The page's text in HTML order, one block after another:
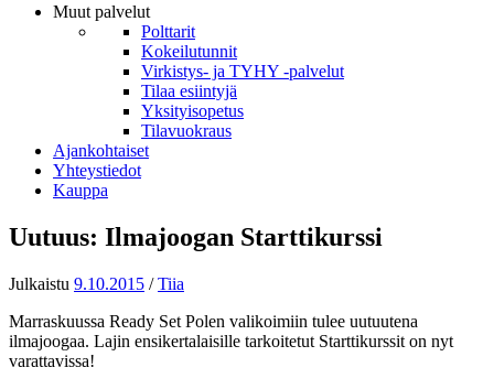
Muut palvelut
Polttarit
Kokeilutunnit
Virkistys- ja TYHY -palvelut
Tilaa esiintyjä
Yksityisopetus
Tilavuokraus
Ajankohtaiset
Yhteystiedot
Kauppa
Uutuus: Ilmajoogan Starttikurssi
Julkaistu 9.10.2015 /Tiia
Marraskuussa Ready Set Polen valikoimiin tulee uutuutena
ilmajoogaa. Lajin ensikertalaisille tarkoitetut Starttikurssit on nyt
varattavissa!